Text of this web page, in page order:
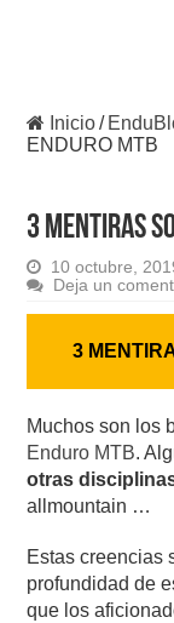
Inicio/
ENDURO MTB
3 MENTIRAS
10 octubre,
Deja un
3
Muchos son los
Enduro MTB.
otras
allmountain …
Estas creencias
profundidad de
que los